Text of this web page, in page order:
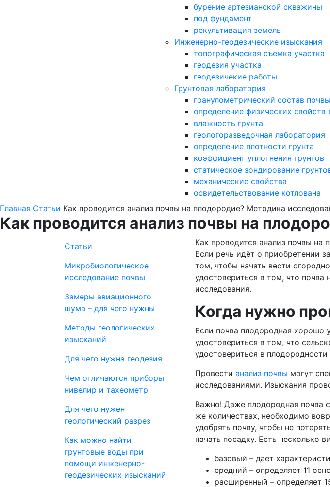
бурение артезианской скважины
под фундамент
рекультивация земель
Инженерно-геодезические изыскания
топографическая съемка участка
геодезия участка
геодезичекие работы
Грунтовая лаборатория
гранулометрический состав почвы
определение физических свойств
влажность грунта
геологоразведочная лаборатория
определение плотности грунта
коэффициент уплотнения грунтов
статическое зондирование
механические свойства
освидетельствование котлована
Главная Статьи Как проводится анализ почвы на плодородие? Методика
Как проводится анализ почвы на
Статьи
Микробиологическое
исследование почвы
Замеры авиационного
шума – для чего нужны
Методы геологических
изысканий
Для чего нужна геодезия
Чем отличаются приборы
нивелир и тахеометр
Для чего нужен
геологический разрез
Как можно найти
грунтовые воды при
помощи инженерно-
геодезических изысканий
Как проводится анализ почвы на
Если речь идёт о приобретении
том, чтобы начать вести
удостовериться в том, что почва
исследования.
Когда нужно
Если почва плодородная хорошо
удостовериться в том, что
удостовериться в плодородности
Провести анализ почвы могут
исследованиями. Изыскания
Важно! Даже плодородная почва
же количествах, необходимо
удобрять почву, чтобы не
начать посадку. Есть несколько
базовый – даёт
средний – определяет 11
расширенный – определяет